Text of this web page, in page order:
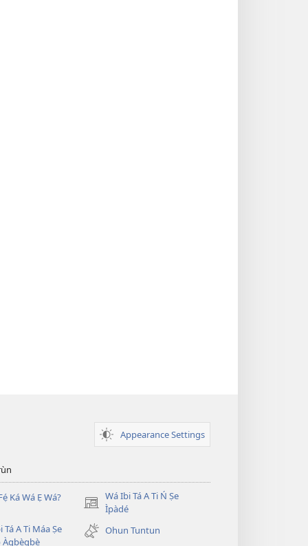
Appearance Settings
Ká Wá Ẹ Wá?
Wá Ibi Tá A Ti Ń Ṣe
Ìpàdé
(opens
new
window)
Tá A Ti Máa Ṣe
Àgbègbè
Ohun Tuntun